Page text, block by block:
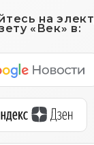
на
«Век» в: